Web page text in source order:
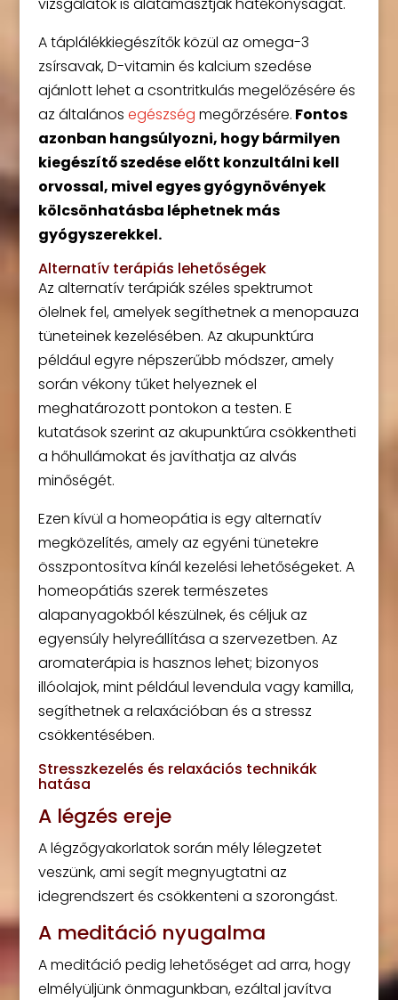
A táplálékkiegészítők közül az omega-3
zsírsavak, D-vitamin és kalcium szedése
ajánlott lehet a csontritkulás megelőzésére és
az általános egészség megőrzésére. Fontos
azonban hangsúlyozni, hogy bármilyen
kiegészítő szedése előtt konzultálni kell
orvossal, mivel egyes gyógynövények
kölcsönhatásba léphetnek más
gyógyszerekkel.
Alternatív terápiás lehetőségek
Az alternatív terápiák széles spektrumot
ölelnek fel, amelyek segíthetnek a menopauza
tüneteinek kezelésében. Az akupunktúra
például egyre népszerűbb módszer, amely
során vékony tűket helyeznek el
meghatározott pontokon a testen. E
kutatások szerint az akupunktúra csökkentheti
a hőhullámokat és javíthatja az alvás
minőségét.
Ezen kívül a homeopátia is egy alternatív
megközelítés, amely az egyéni tünetekre
összpontosítva kínál kezelési lehetőségeket. A
homeopátiás szerek természetes
alapanyagokból készülnek, és céljuk az
egyensúly helyreállítása a szervezetben. Az
aromaterápia is hasznos lehet; bizonyos
illóolajok, mint például levendula vagy kamilla,
segíthetnek a relaxációban és a stressz
csökkentésében.
Stresszkezelés és relaxációs technikák
hatása
A légzés ereje
A légzőgyakorlatok során mély lélegzetet
veszünk, ami segít megnyugtatni az
idegrendszert és csökkenteni a szorongást.
A meditáció nyugalma
A meditáció pedig lehetőséget ad arra, hogy
elmélyüljünk önmagunkban, ezáltal javítva